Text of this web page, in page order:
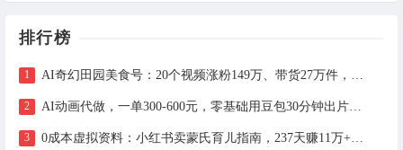
排行榜
AI奇幻田园美食号：20个视频涨粉149万、带货27万件，手把手拆解教程（含工具）
AI动画代做，一单300-600元，零基础用豆包30分钟出片，长期接单渠道公开
0成本虚拟资料：小红书卖蒙氏育儿指南，237天赚11万+（附全流程操作）